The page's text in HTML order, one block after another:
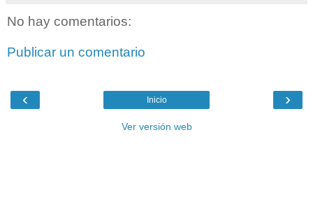
No hay comentarios:
Publicar un comentario
‹ ›
Inicio
Ver versión web